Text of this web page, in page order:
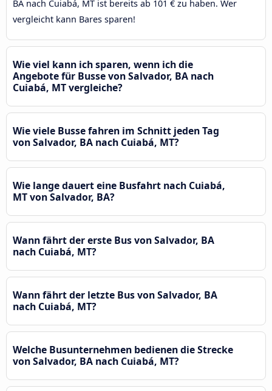
BA nach Cuiabá, MT ist bereits ab 101 € zu haben. Wer
vergleicht kann Bares sparen!
Wie viel kann ich sparen, wenn ich die
Angebote für Busse von Salvador, BA nach
Cuiabá, MT vergleiche?
Wie viele Busse fahren im Schnitt jeden Tag
von Salvador, BA nach Cuiabá, MT?
Wie lange dauert eine Busfahrt nach Cuiabá,
MT von Salvador, BA?
Wann fährt der erste Bus von Salvador, BA
nach Cuiabá, MT?
Wann fährt der letzte Bus von Salvador, BA
nach Cuiabá, MT?
Welche Busunternehmen bedienen die Strecke
von Salvador, BA nach Cuiabá, MT?